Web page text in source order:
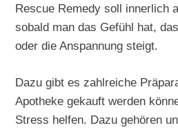
Rescue Remedy soll innerlich
sobald man das Gefühl hat,
oder die Anspannung steigt.
Dazu gibt es zahlreiche
Apotheke gekauft werden
Stress helfen. Dazu gehören